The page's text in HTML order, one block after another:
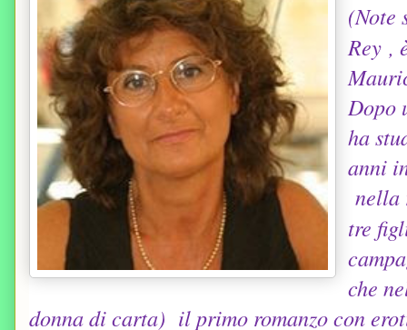
(Note
Rey ,
Dopo
ha
anni
nella
tre
che
donna di carta) il primo romanzo con